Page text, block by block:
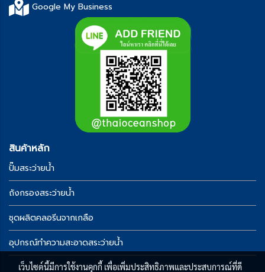
Google My Business
สินค้าหลัก
ปั๊มสระว่ายน้ำ
ถังกรองสระว่ายน้ำ
ชุดผลิตคลอรีนจากเกลือ
อุปกรณ์ทำความสะอาดสระว่ายน้ำ
เว็บไซต์นี้มีการใช้งานคุกกี้ เพื่อเพิ่มประสิทธิภาพและประสบการณ์ที่ดี